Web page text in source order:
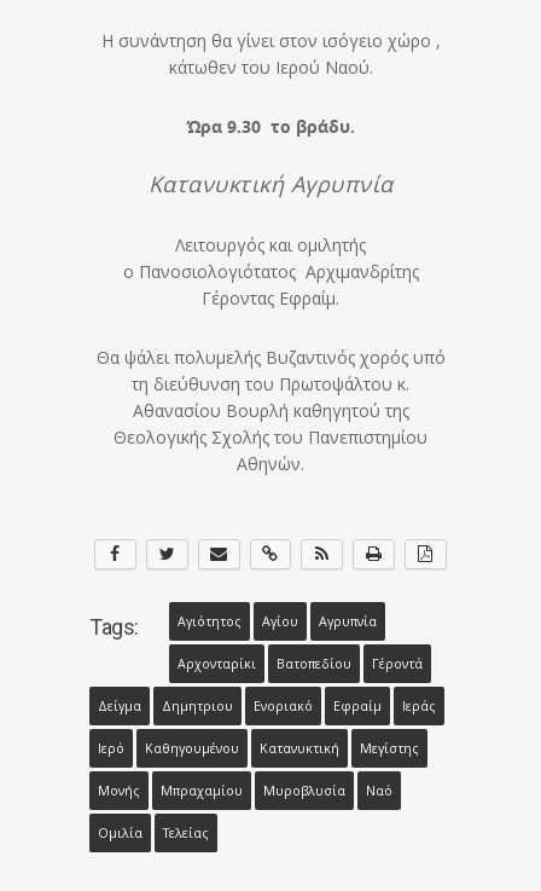
Η συνάντηση θα γίνει στον ισόγειο χώρο ,
κάτωθεν του Ιερού Ναού.
Ώρα 9.30 το βράδυ.
Κατανυκτική Αγρυπνία
Λειτουργός και ομιλητής
ο Πανοσιολογιότατος Αρχιμανδρίτης
Γέροντας Εφραίμ.
Θα ψάλει πολυμελής Βυζαντινός χορός υπό
τη διεύθυνση του Πρωτοψάλτου κ.
Αθανασίου Βουρλή καθηγητού της
Θεολογικής Σχολής του Πανεπιστημίου
Αθηνών.
Tags: Αγιότητος Αγίου Αγρυπνία
Αρχονταρίκι Βατοπεδίου Γέροντά
Δείγμα Δημητριου Ενοριακό Εφραίμ Ιεράς
Ιερό Καθηγουμένου Κατανυκτική Μεγίστης
Μονής Μπραχαμίου Μυροβλυσία Ναό
Ομιλία Τελείας